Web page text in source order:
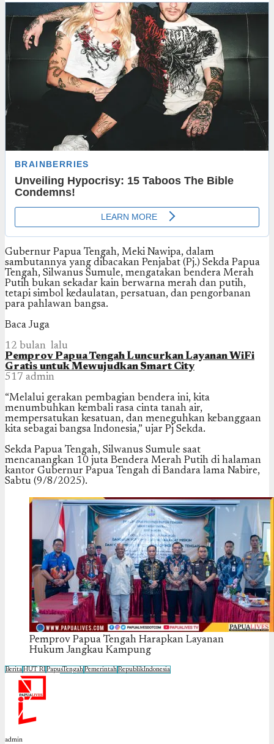
Gubernur Papua Tengah, Meki Nawipa, dalam
sambutannya yang dibacakan Penjabat (Pj.) Sekda Papua
Tengah, Silwanus Sumule, mengatakan bendera Merah
Putih bukan sekadar kain berwarna merah dan putih,
tetapi simbol kedaulatan, persatuan, dan pengorbanan
para pahlawan bangsa.
Baca Juga
12 bulan lalu
Pemprov Papua Tengah Luncurkan Layanan WiFi
Gratis untuk Mewujudkan Smart City
517 admin
“Melalui gerakan pembagian bendera ini, kita
menumbuhkan kembali rasa cinta tanah air,
mempersatukan kesatuan, dan meneguhkan kebanggaan
kita sebagai bangsa Indonesia,” ujar Pj Sekda.
Sekda Papua Tengah, Silwanus Sumule saat
mencanangkan 10 juta Bendera Merah Putih di halaman
kantor Gubernur Papua Tengah di Bandara lama Nabire,
Sabtu (9/8/2025).
Pemprov Papua Tengah Harapkan Layanan
Hukum Jangkau Kampung
BeritaHUT RIPapusTengahPemerintahRepublikIndonesia
admin